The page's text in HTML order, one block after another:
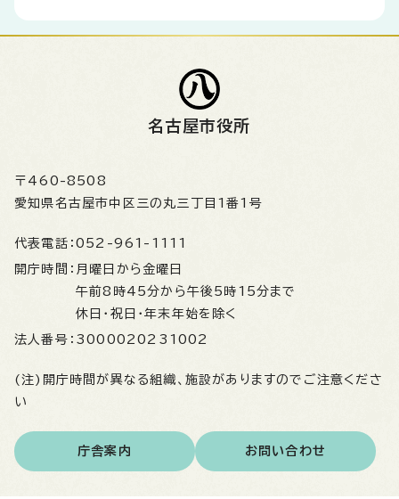
名古屋市役所
〒460-8508
愛知県名古屋市中区三の丸三丁目1番1号
代表電話： 052-961-1111
開庁時間： 月曜日から金曜日
午前8時45分から午後5時15分まで
休日・祝日・年末年始を除く
法人番号： 3000020231002
(注)開庁時間が異なる組織、施設がありますのでご注意くださ
い
庁舎案内 お問い合わせ